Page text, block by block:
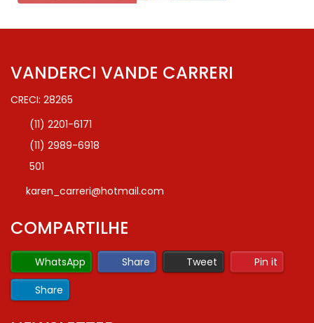
VANDERCI VANDE CARRERI
CRECI: 28265
(11) 2201-6171
(11) 2989-6918
501
karen_carreri@hotmail.com
COMPARTILHE
WhatsApp Share Tweet
Pin it
Share